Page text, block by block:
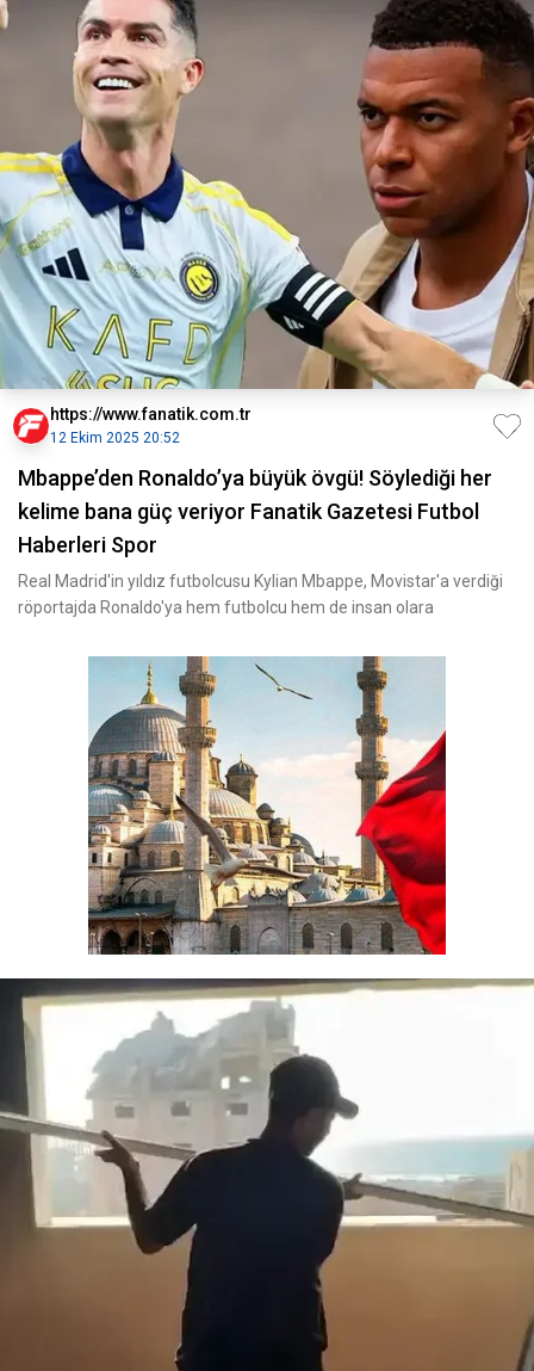
https://www.fanatik.com.tr
12 Ekim 2025 20:52
Mbappe’den Ronaldo’ya büyük övgü! Söylediği her
kelime bana güç veriyor Fanatik Gazetesi Futbol
Haberleri Spor
Real Madrid'in yıldız futbolcusu Kylian Mbappe, Movistar'a verdiği
röportajda Ronaldo'ya hem futbolcu hem de insan olara